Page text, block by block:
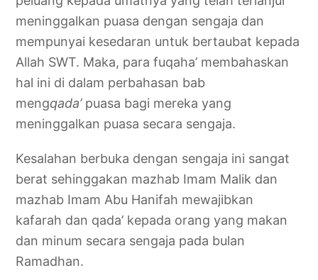
meninggalkan puasa dengan sengaja dan
mempunyai kesedaran untuk bertaubat kepada
Allah SWT. Maka, para fuqaha’ membahaskan
hal ini di dalam perbahasan bab
mengqada’ puasa bagi mereka yang
meninggalkan puasa secara sengaja.
Kesalahan berbuka dengan sengaja ini sangat
berat sehinggakan mazhab Imam Malik dan
mazhab Imam Abu Hanifah mewajibkan
kafarah dan qada’ kepada orang yang makan
dan minum secara sengaja pada bulan
Ramadhan.